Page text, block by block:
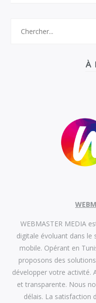
À
WEBMASTER MEDIA
digitale évoluant dans
mobile. Opérant en
proposons des
développer votre activité.
et transparente. Nous
délais. La satisfaction